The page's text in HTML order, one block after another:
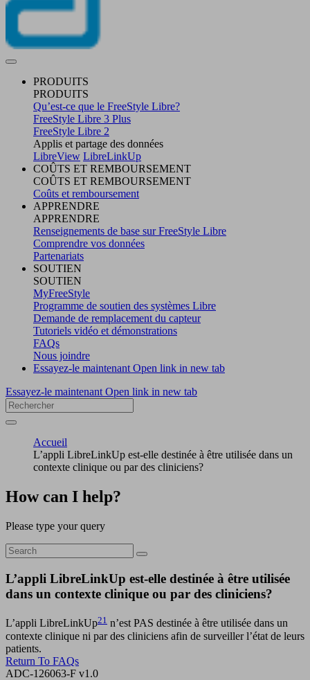
PRODUITS
PRODUITS
Qu’est-ce que le FreeStyle Libre?
FreeStyle Libre 3 Plus
FreeStyle Libre 2
Applis et partage des données
LibreView LibreLinkUp
COÛTS ET REMBOURSEMENT
COÛTS ET REMBOURSEMENT
Coûts et remboursement
APPRENDRE
APPRENDRE
Renseignements de base sur FreeStyle Libre
Comprendre vos données
Partenariats
SOUTIEN
SOUTIEN
MyFreeStyle
Programme de soutien des systèmes Libre
Demande de remplacement du capteur
Tutoriels vidéo et démonstrations
FAQs
Nous joindre
Essayez-le maintenant Open link in new tab
Essayez-le maintenant Open link in new tab
Accueil
L’appli LibreLinkUp est-elle destinée à être utilisée dans un
contexte clinique ou par des cliniciens?
How can I help?
Please type your query
L’appli LibreLinkUp est-elle destinée à être utilisée
dans un contexte clinique ou par des cliniciens?
L’appli LibreLinkUp21 n’est PAS destinée à être utilisée dans un
contexte clinique ni par des cliniciens afin de surveiller l’état de leurs
patients.
Return To FAQs
ADC-126063-F v1.0